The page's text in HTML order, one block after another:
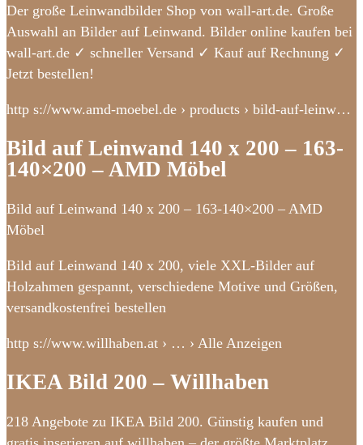
Der große Leinwandbilder Shop von wall-art.de. Große
Auswahl an Bilder auf Leinwand. Bilder online kaufen bei
wall-art.de ✓ schneller Versand ✓ Kauf auf Rechnung ✓
Jetzt bestellen!
http s://www.amd-moebel.de › products › bild-auf-leinw…
Bild auf Leinwand 140 x 200 – 163-
140×200 – AMD Möbel
Bild auf Leinwand 140 x 200 – 163-140×200 – AMD
Möbel
Bild auf Leinwand 140 x 200, viele XXL-Bilder auf
Holzahmen gespannt, verschiedene Motive und Größen,
versandkostenfrei bestellen
http s://www.willhaben.at › … › Alle Anzeigen
IKEA Bild 200 – Willhaben
218 Angebote zu IKEA Bild 200. Günstig kaufen und